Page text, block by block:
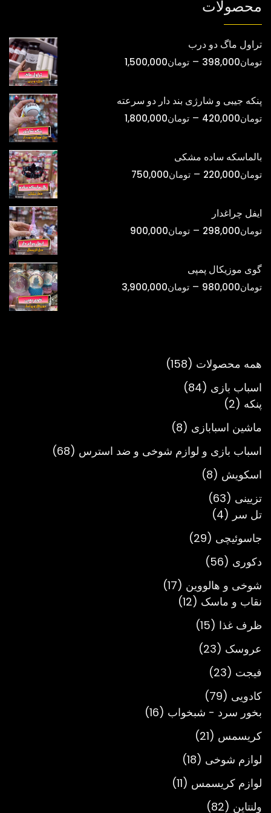
محصولات
تراول ماگ دو درب
تومان398,000
– تومان1,500,000محدوده
پنکه جیبی و شارژی بند دار دو سرعته
تومان420,000
– تومان1,800,000محدوده
تومان420,000
بالماسکه ساده مشکی
تومان220,000
– تومان750,000
تومان750,000
ایفل چراغدار
تومان298,000
– تومان900,000
تومان900,000
گوی موزیکال پمپی
تومان980,000
– تومان3,900,000
همه محصولات
158
158
اسباب بازی 84
84
پنکه 2
2
محصول
ماشین اسبابازی 8
8
اسباب بازی و لوازم شوخی و ضد استرس 68
68
اسکویش 8
8
تزیینی 63
63
محصول
تل سر 4
4
محصول
جاسوئیچی 29
29
دکوری 56
56
محصول
شوخی و هالووین 17
17
نقاب و ماسک 12
12
ظرف غذا 15
15
محصول
عروسک 23
23
فیجت 23
23
محصول
کادویی 79
79
محصول
بخور سرد - شبخواب 16
16
کریسمس 21
21
محصول
لوازم شوخی 18
18
محصول
لوازم کریسمس 11
11
ولنتاین 82
82